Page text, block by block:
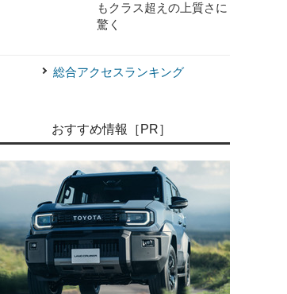
レイズファンミーティング2025
もクラス超えの上質さに
驚く
総合アクセスランキング
おすすめ情報［PR］